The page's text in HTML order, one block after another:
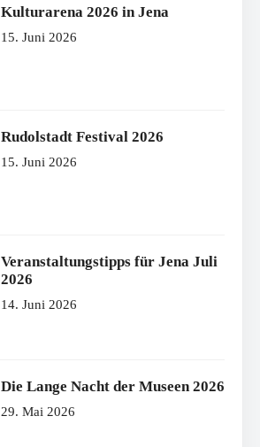
Kulturarena 2026 in Jena
15. Juni 2026
Rudolstadt Festival 2026
15. Juni 2026
Veranstaltungstipps für Jena Juli
2026
14. Juni 2026
Die Lange Nacht der Museen 2026
29. Mai 2026